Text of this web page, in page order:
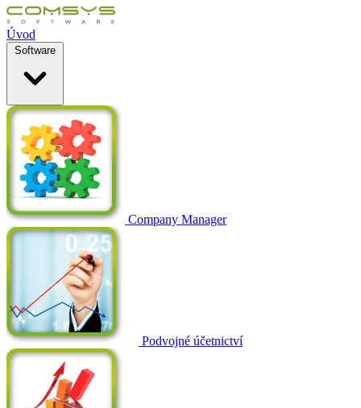
Úvod
Software
Company Manager
Podvojné účetnictví